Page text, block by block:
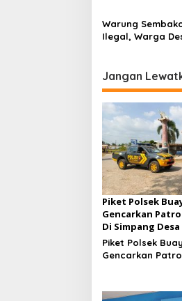
Warung
Ilegal, Warga
Jangan
Piket Polsek
Gencarkan
Di Simpang
Piket Polsek
Gencarkan